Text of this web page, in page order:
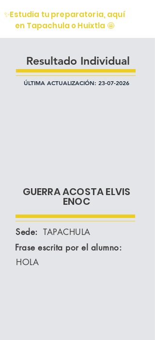
✨Estudia tu preparatoria, aquí
en Tapachula o Huixtla 🤩
Resultado Individual
ÚLTIMA ACTUALIZACIÓN: 23-07-2026
GUERRA ACOSTA ELVIS
ENOC
Sede: TAPACHULA
Frase escrita por el alumno:
HOLA